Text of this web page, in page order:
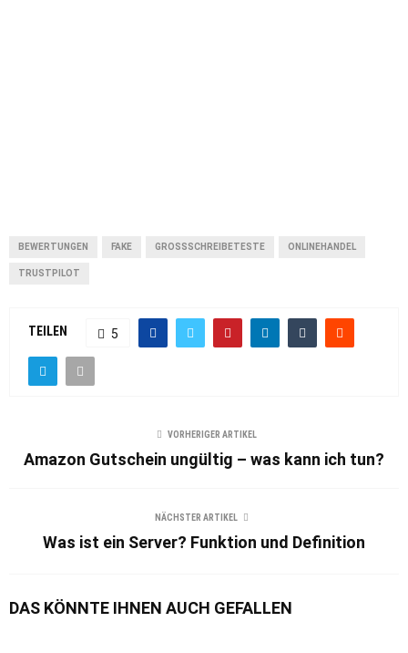
BEWERTUNGEN FAKE GROSSSCHREIBETESTE ONLINEHANDEL
TRUSTPILOT
TEILEN 5
VORHERIGER ARTIKEL
Amazon Gutschein ungültig – was kann ich tun?
NÄCHSTER ARTIKEL
Was ist ein Server? Funktion und Definition
DAS KÖNNTE IHNEN AUCH GEFALLEN